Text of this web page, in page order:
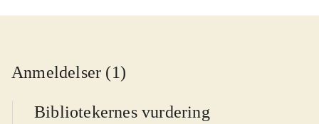
Anmeldelser (1)
Bibliotekernes vurdering